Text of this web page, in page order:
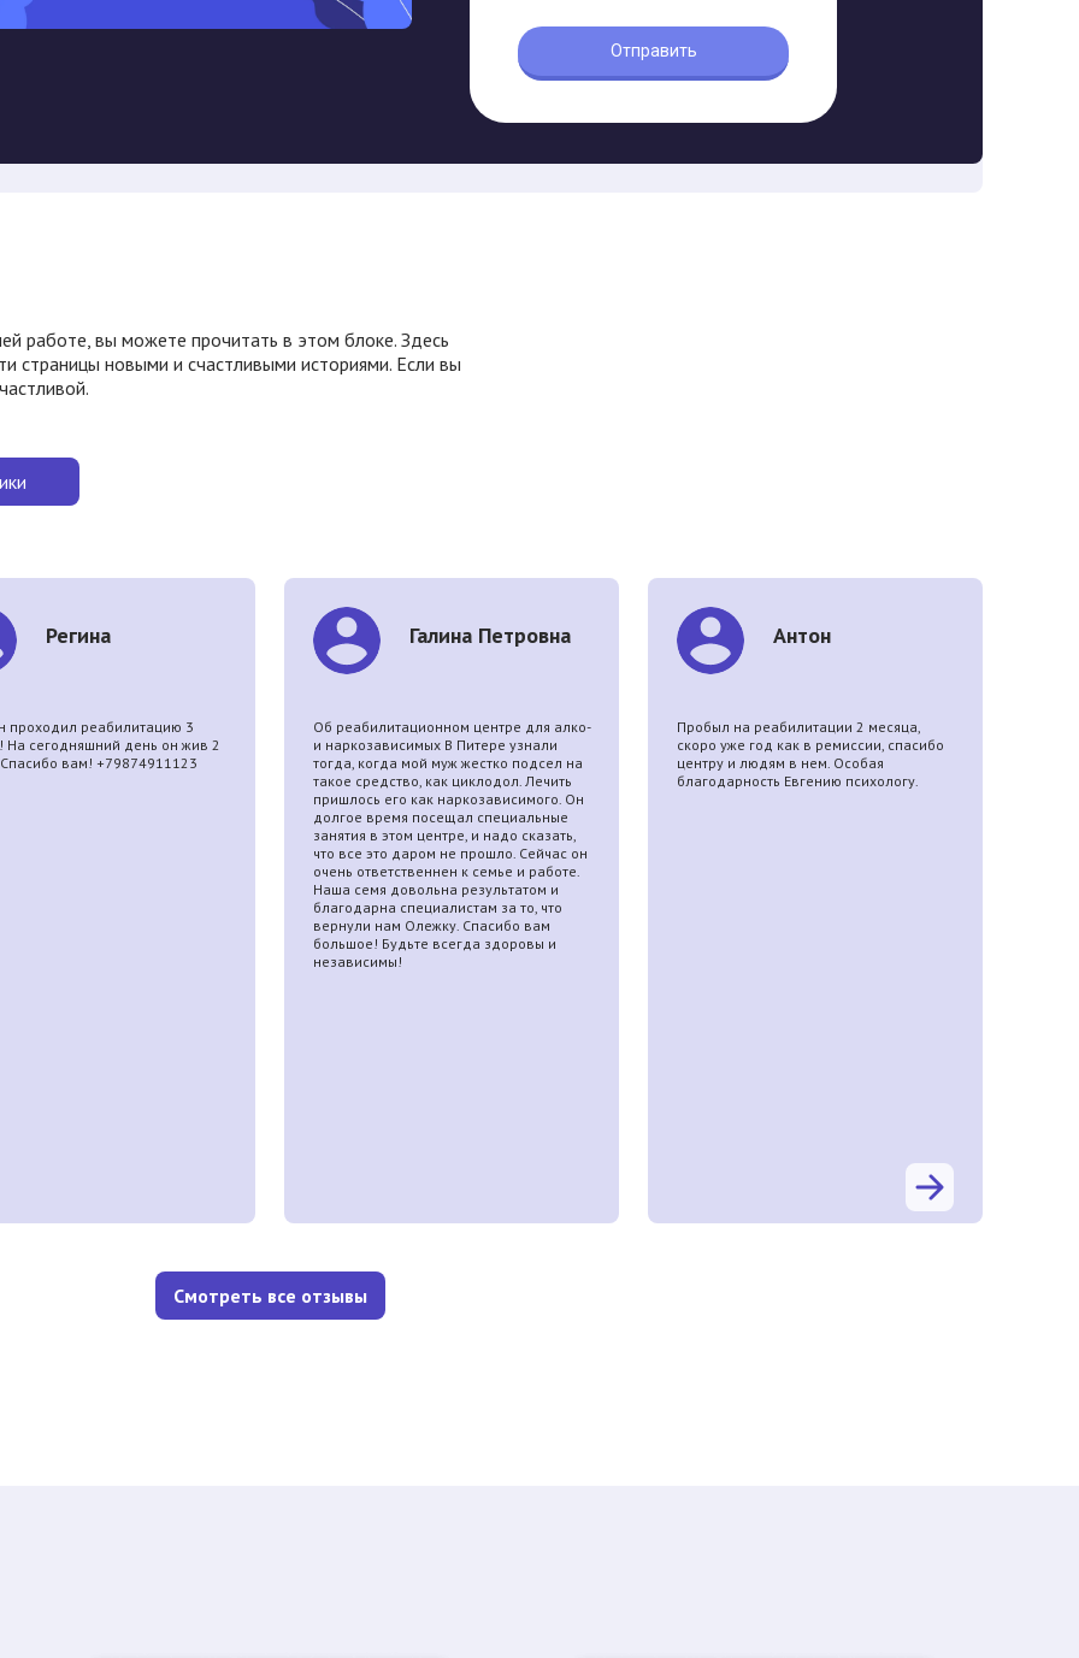
работе, вы можете прочитать в этом блоке. Здесь
страницы новыми и счастливыми историями. Если вы
Регина
проходил реабилитацию 3
На сегодняшний день он жив 2
вам! +79874911123
Галина Петровна
Об реабилитационном центре для алко-
и наркозависимых В Питере узнали
тогда, когда мой муж жестко подсел на
такое средство, как циклодол. Лечить
пришлось его как наркозависимого. Он
долгое время посещал специальные
занятия в этом центре, и надо сказать,
что все это даром не прошло. Сейчас он
очень ответственнен к семье и работе.
Наша семя довольна результатом и
благодарна специалистам за то, что
вернули нам Олежку. Спасибо вам
большое! Будьте всегда здоровы и
независимы!
Антон
Пробыл на реабилитации 2 месяца,
скоро уже год как в ремиссии, спасибо
центру и людям в нем. Особая
благодарность Евгению психологу.
Смотреть все отзывы